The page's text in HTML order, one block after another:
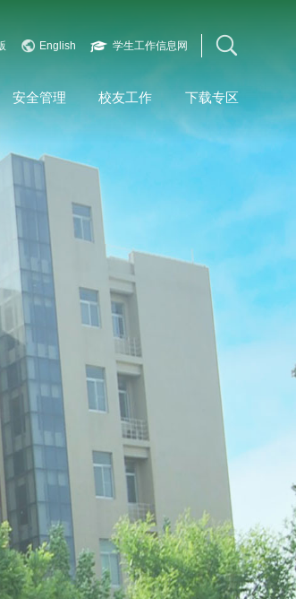
English 学生工作信息网
安全管理 校友工作 下载专区